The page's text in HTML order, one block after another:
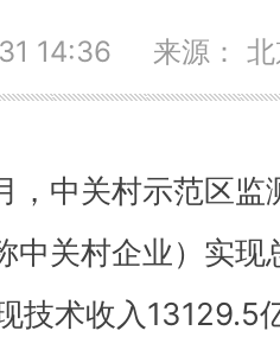
14:36 来源： 北
关村示范区监
中关村企业）实
技术收入13129.5